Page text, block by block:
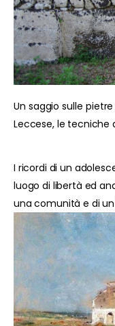
Un saggio sulle
Leccese, le tecniche
I ricordi di un
luogo di libertà ed
una comunità e di